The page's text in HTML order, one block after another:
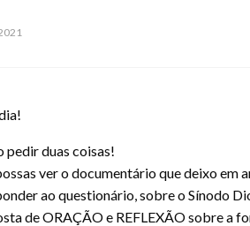
pedir duas coisas!
ver o documentário que deixo em
ao questionário, sobre o Sínodo
de ORAÇÃO e REFLEXÃO sobre a